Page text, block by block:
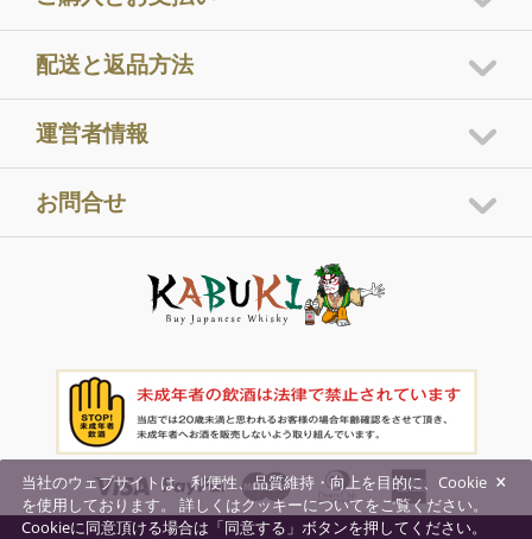
配送と返品方法
運営者情報
お問合せ
×
当社のウェブサイトは、利便性、品質維持・向上を目的に、Cookie
を使用しております。 詳しくはクッキーについてをご覧ください。
Cookieに同意頂ける場合は「同意する」ボタンを押してください。